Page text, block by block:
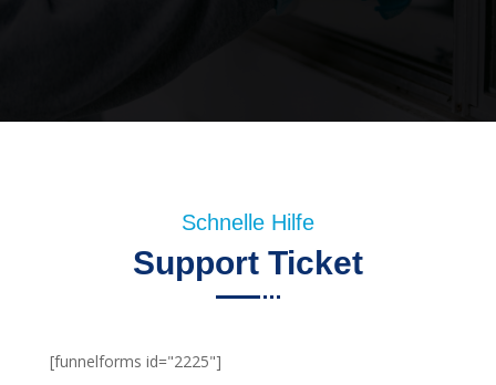
Schnelle Hilfe
Support Ticket
[funnelforms id="2225"]